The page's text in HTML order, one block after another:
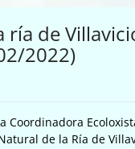
ría de
2022)
la Coordinadora
de la Ría de